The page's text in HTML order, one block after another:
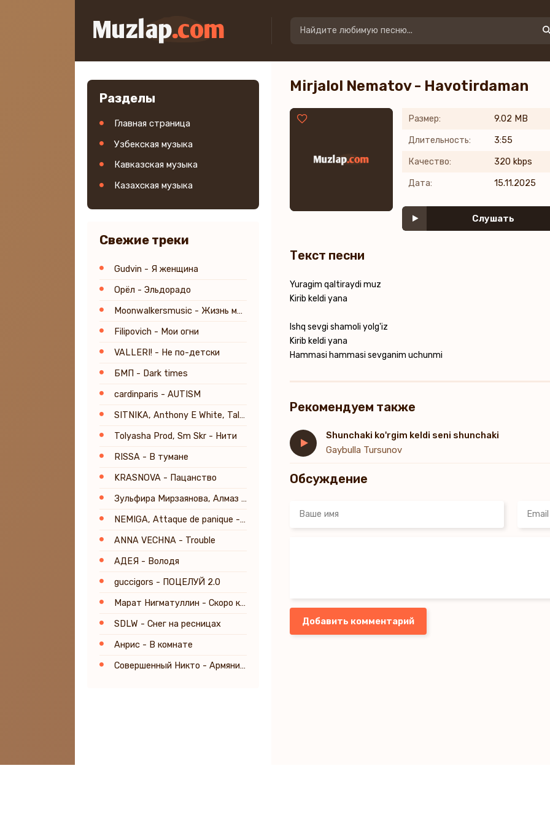
Разделы
Главная страница
Узбекская музыка
Кавказская музыка
Казахская музыка
Свежие треки
Gudvin - Я женщина
Орёл - Эльдорадо
Moonwalkersmusic - Жизнь молодая
Filipovich - Мои огни
VALLERI! - Не по-детски
БМП - Dark times
cardinparis - AUTISM
SITNIKA, Anthony E White, Tal Babitzky - Everyday's a Lifetime
Tolyasha Prod, Sm Skr - Нити
RISSA - В тумане
KRASNOVA - Пацанство
Зульфира Мирзаянова, Алмаз Мирзаянов - Аппагым
NEMIGA, Attaque de panique - Белым (Постхор Версия) [Prod. by TSRCT]
ANNA VECHNA - Trouble
АДЕЯ - Володя
guccigors - ПОЦЕЛУЙ 2.0
Марат Нигматуллин - Скоро кончится лето
SDLW - Снег на ресницах
Анрис - В комнате
Совершенный Никто - Армянин в душе
Mirjalol Nematov - Havotirdaman
Размер: 9.02 MB
Длительность: 3:55
Качество: 320 kbps
Дата: 15.11.2025
Слушать
Текст песни
Yuragim qaltiraydi muz
Kirib keldi yana
Ishq sevgi shamoli yolg'iz
Kirib keldi yana
Hammasi hammasi sevganim uchunmi
Рекомендуем также
Shunchaki ko'rgim keldi seni shunchaki
Gaybulla Tursunov
Обсуждение
Добавить комментарий